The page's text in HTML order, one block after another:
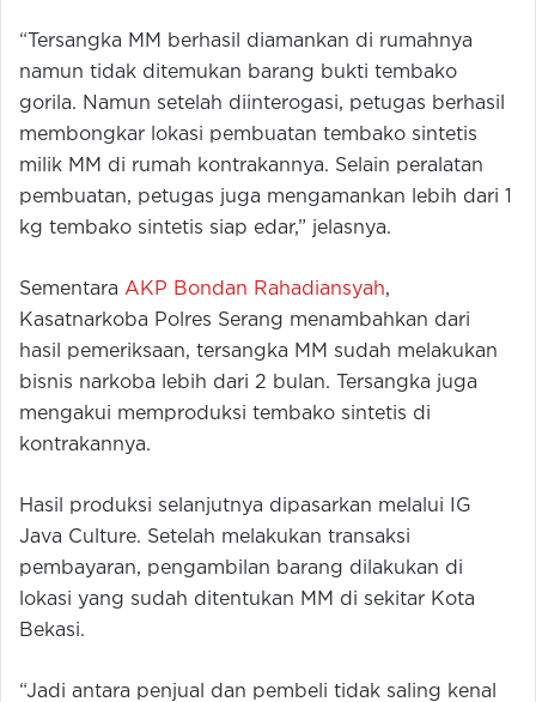
“Tersangka MM berhasil diamankan di rumahnya
namun tidak ditemukan barang bukti tembako
gorila. Namun setelah diinterogasi, petugas berhasil
membongkar lokasi pembuatan tembako sintetis
milik MM di rumah kontrakannya. Selain peralatan
pembuatan, petugas juga mengamankan lebih dari 1
kg tembako sintetis siap edar,” jelasnya.
Sementara AKP Bondan Rahadiansyah,
Kasatnarkoba Polres Serang menambahkan dari
hasil pemeriksaan, tersangka MM sudah melakukan
bisnis narkoba lebih dari 2 bulan. Tersangka juga
mengakui memproduksi tembako sintetis di
kontrakannya.
Hasil produksi selanjutnya dipasarkan melalui IG
Java Culture. Setelah melakukan transaksi
pembayaran, pengambilan barang dilakukan di
lokasi yang sudah ditentukan MM di sekitar Kota
Bekasi.
“Jadi antara penjual dan pembeli tidak saling kenal